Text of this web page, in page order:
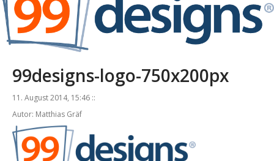
99designs-logo-750x200px
11. August 2014, 15:46 ::
Autor: Matthias Gräf